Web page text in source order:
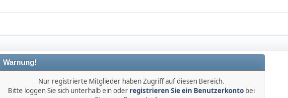
Warnung!
Nur registrierte Mitglieder haben Zugriff auf diesen Bereich.
Bitte loggen Sie sich unterhalb ein oder registrieren Sie ein Benutzerkontobei